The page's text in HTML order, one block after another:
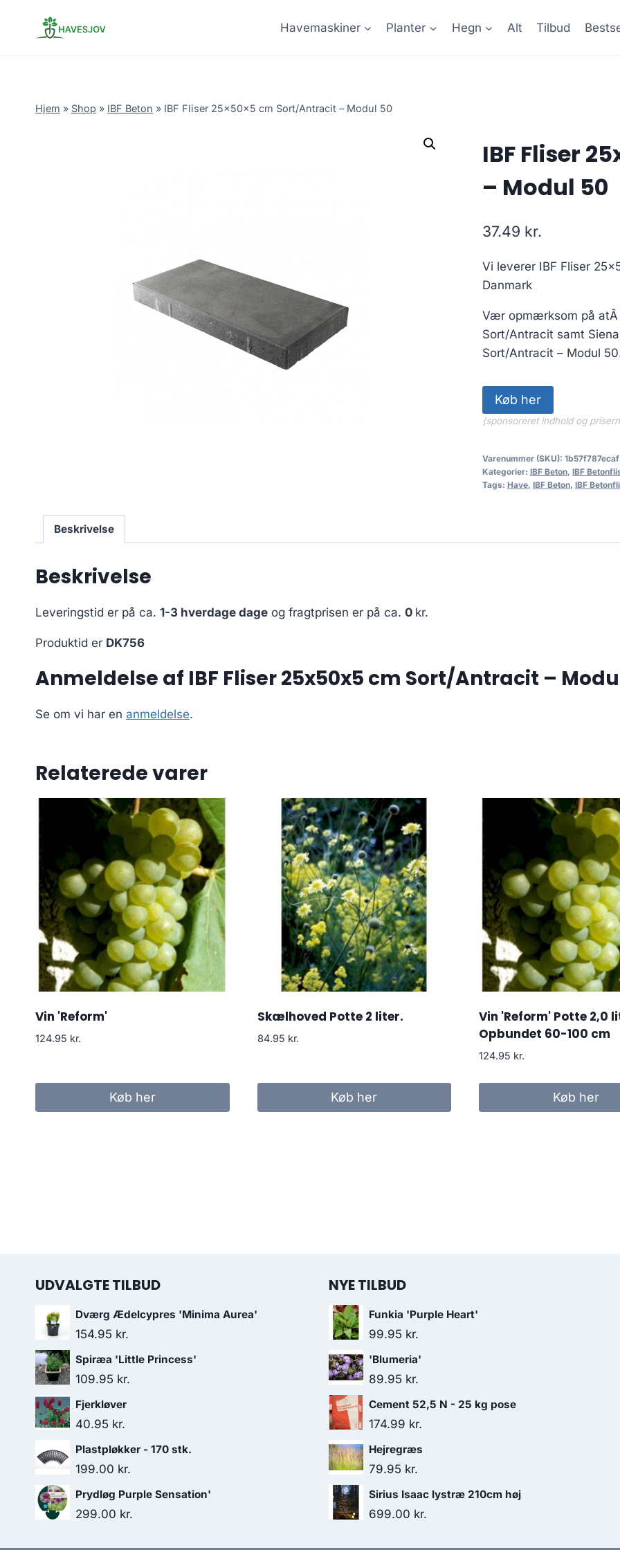
Havemaskiner Planter Hegn Alt Tilbud
Hjem » Shop » IBF Beton » IBF Fliser 25x50x5 cm Sort/Antracit – Modul 50
IBF Fliser
– Modul 50
37.49 kr.
Vi leverer IBF Fliser
Danmark
Vær opmærksom på
Sort/Antracit samt
Sort/Antracit – Modul
Køb her
(sponsoreret indhold og
Varenummer (SKU): 1b57f787ecaf
Kategorier: IBF Beton, IBF
Tags: Have, IBF Beton, IBF
Beskrivelse
Beskrivelse
Leveringstid er på ca. 1-3 hverdage dage og fragtprisen er på ca. 0 kr.
Produktid er DK756
Anmeldelse af IBF Fliser 25x50x5 cm Sort/Antracit –
Se om vi har en anmeldelse.
Relaterede varer
Vin 'Reform'
124.95 kr.
Køb her
Skælhoved Potte 2 liter.
84.95 kr.
Køb her
Vin 'Reform' Potte 2,0
Opbundet 60-100 cm
124.95 kr.
Køb her
UDVALGTE TILBUD
Dværg Ædelcypres 'Minima Aurea'
154.95 kr.
Spiræa 'Little Princess'
109.95 kr.
Fjerkløver
40.95 kr.
Plastpløkker - 170 stk.
199.00 kr.
Prydløg Purple Sensation'
299.00 kr.
NYE TILBUD
Funkia 'Purple Heart'
99.95 kr.
'Blumeria'
89.95 kr.
Cement 52,5 N - 25 kg pose
174.99 kr.
Hejregræs
79.95 kr.
Sirius Isaac lystræ 210cm høj
699.00 kr.